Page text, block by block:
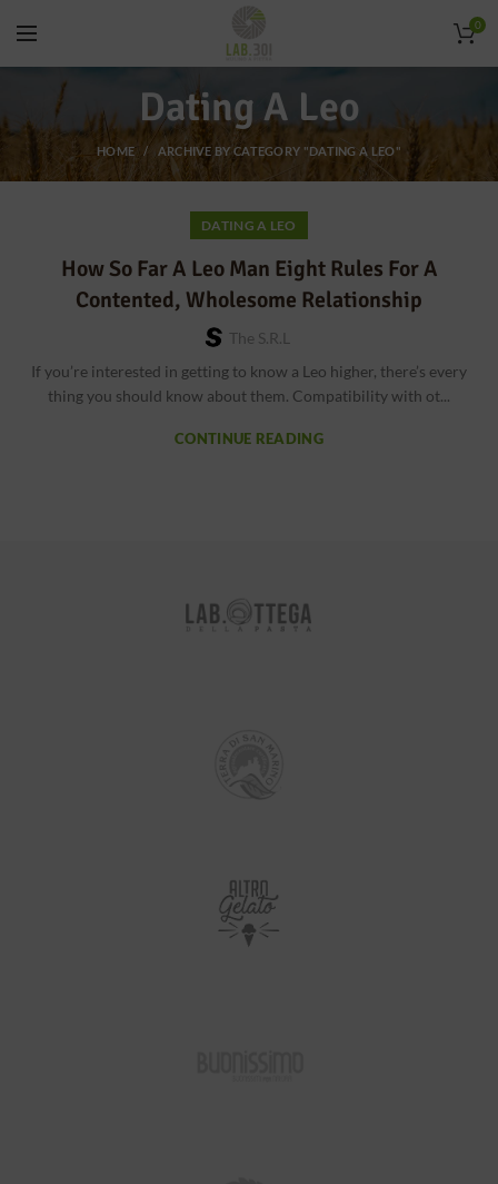
0
Dating A Leo
HOME ARCHIVE BY CATEGORY "DATING A LEO"
DATING A LEO
How So Far A Leo Man Eight Rules For A
Contented, Wholesome Relationship
The S.r.l
If you’re interested in getting to know a Leo higher, there’s every
thing you should know about them. Compatibility with ot...
CONTINUE READING